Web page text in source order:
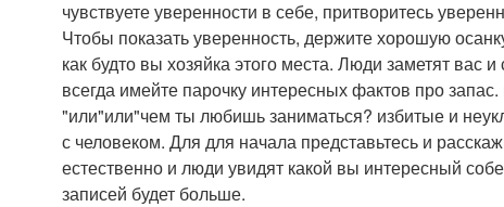
чувствуете уверенности в себе, притворитесь
Чтобы показать уверенность, держите хорошую
как будто вы хозяйка этого места. Люди заметят вас
всегда имейте парочку интересных фактов про
"или"или"чем ты любишь заниматься? избитые и
с человеком. Для для начала представьтесь и
естественно и люди увидят какой вы интересный
записей будет больше.